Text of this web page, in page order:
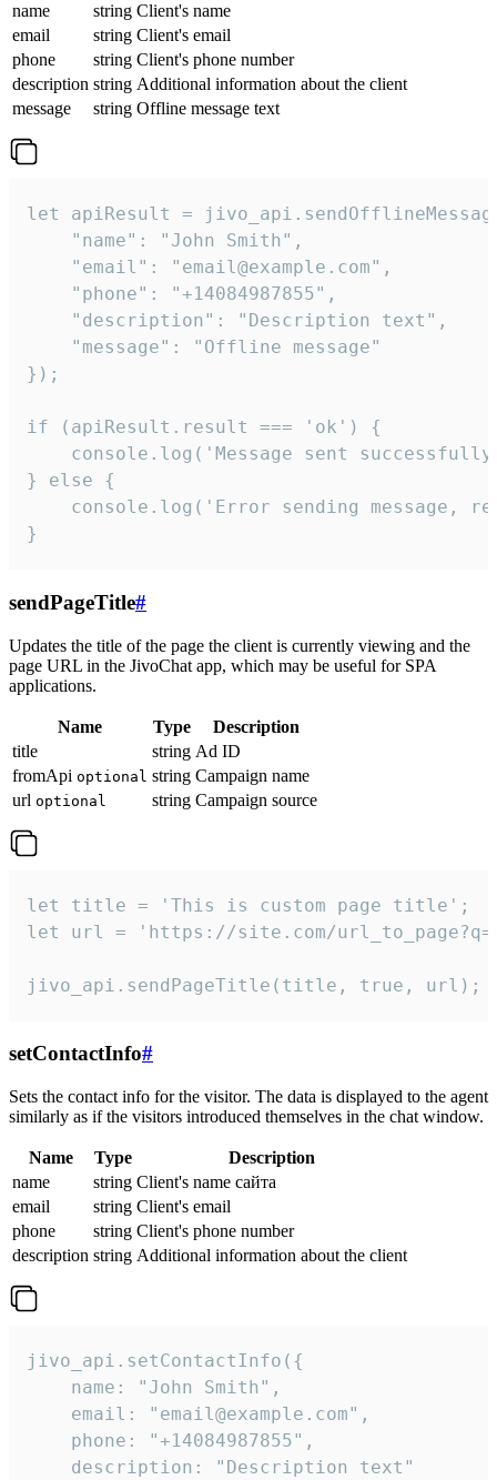
name
string Client's name
email
string Client's email
phone
string Client's phone number
description string Additional information about the client
message
string Offline message text
let apiResult =
    "name": "John Smith",
    "email": "email@example.com",
    "phone": "+14084987855",
    "description": "Description text",
    "message": "Offline message"
});
if (apiResult.result === 'ok') {
console.log('Message sent
} else {
console.log('Error sending message,
}
sendPageTitle#
Updates the title of the page the client is currently viewing and the
page URL in the JivoChat app, which may be useful for SPA
applications.
Name Type
Description
title
string Ad ID
fromApi optional string Campaign name
url optional string Campaign source
let title = 'This is custom page title';
let url = 'https://site.com/
jivo_api.sendPageTitle(title, true, url);
setContactInfo#
Sets the contact info for the visitor. The data is displayed to the agent
similarly as if the visitors introduced themselves in the chat window.
Name Type
Description
name
string Client's name сайта
email
string Client's email
phone
string Client's phone number
description string Additional information about the client
jivo_api.setContactInfo({
    name: "John Smith",
    email: "email@example.com",
    phone: "+14084987855",
    description: "Description text"